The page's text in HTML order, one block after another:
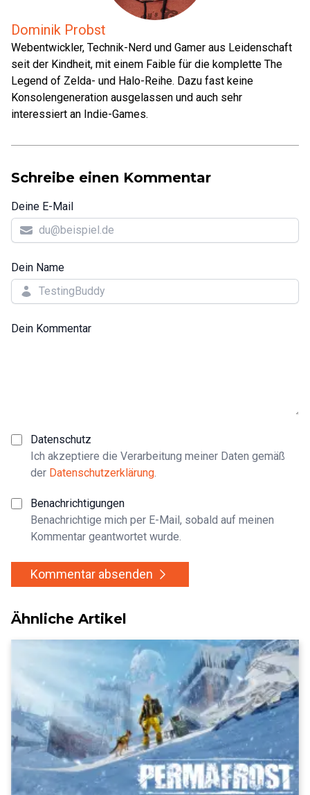
Dominik Probst
Webentwickler, Technik-Nerd und Gamer aus Leidenschaft
seit der Kindheit, mit einem Faible für die komplette The
Legend of Zelda- und Halo-Reihe. Dazu fast keine
Konsolengeneration ausgelassen und auch sehr
interessiert an Indie-Games.
Schreibe einen Kommentar
Deine E-Mail
Dein Name
Dein Kommentar
Datenschutz
Ich akzeptiere die Verarbeitung meiner Daten gemäß
der Datenschutzerklärung.
Benachrichtigungen
Benachrichtige mich per E-Mail, sobald auf meinen
Kommentar geantwortet wurde.
Kommentar absenden
Ähnliche Artikel